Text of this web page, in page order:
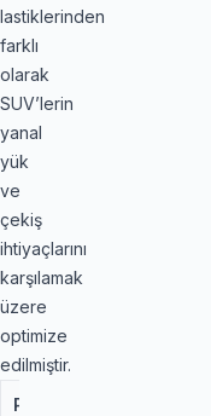
lastiklerinden
farklı
olarak
SUV’lerin
yanal
yük
ve
çekiş
ihtiyaçlarını
karşılamak
üzere
optimize
edilmiştir.
Performans